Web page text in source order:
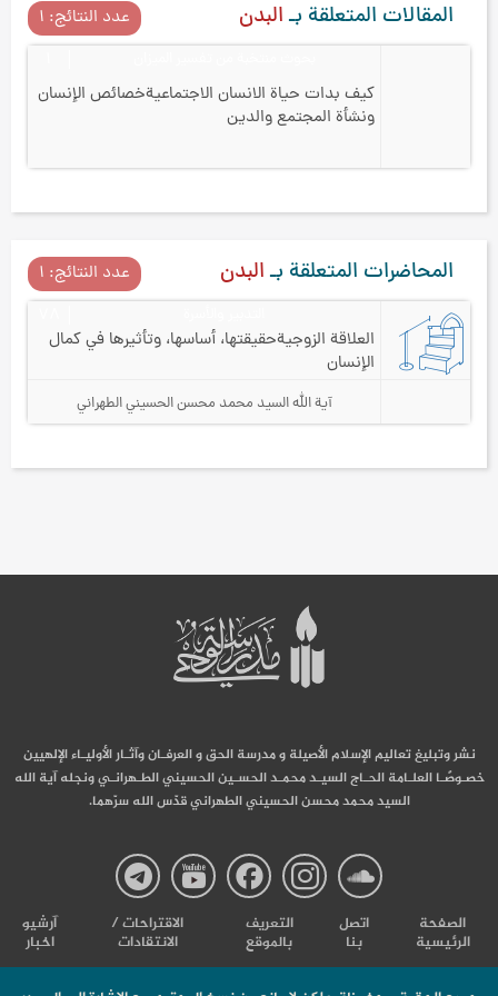
المقالات المتعلقة بـالبدن عدد النتائج: ۱
كيف بدات حياة الانسان الاجتماعيةخصائص الإنسان
ونشأة المجتمع والدين
المحاضرات المتعلقة بـالبدن عدد النتائج: ۱
العلاقة الزوجيةحقيقتها، أساسها، وتأثيرها في كمال
الإنسان
آية الله السيد محمد محسن الحسيني الطهراني
نشر وتبليغ تعاليم الإسلام الأصيلة و مدرسة الحق و العرفـان وآثـار الأوليـاء الإلهيين
خصـوصًـا العلـامة الحـاج السيـد محمـد الحسـين الحسيني الطـهرانـي ونجله آية الله
السيد محمد محسن الحسيني الطهراني قدّس الله سرّهما.
صفحة
صفحة
صفحة
صفحة
الصفحة
الرئيسية
اتصل
بنا
التعریف
بالموقع
الاقتراحات /
الانتقادات
آرشیو
اخبار